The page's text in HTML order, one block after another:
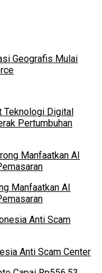
Geografis Mulai
Teknologi Digital
Pertumbuhan
Manfaatkan AI
Anti Scam Center